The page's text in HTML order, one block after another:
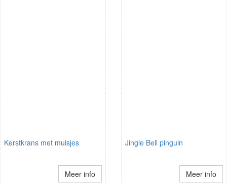
Kerstkrans met muisjes
Meer info
Jingle Bell pinguin
Meer info